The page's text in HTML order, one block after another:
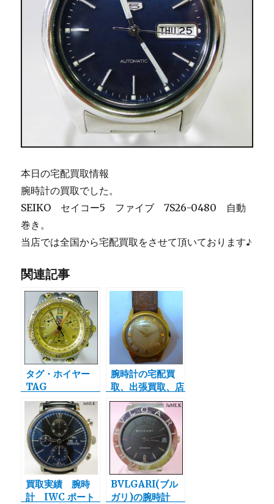
本日の宅配買取情報
腕時計の買取でした。
SEIKO セイコー5 ファイブ 7S26-0480 自動
巻き。
当店では全国から宅配買取をさせて頂いております♪
関連記事
タグ・ホイヤー
TAG
HEUER クロノ
グラフ 腕時計の
宅配買取実績
腕時計の宅配買
取、出張買取、店
頭買取をさせて頂
きます。今回の買
取情報はDOXA
ドグサ 腕時計
ＧＯＬＤ ＦＩＬ
ＬＥＤです。
買取実績 腕時
計 IWC ポート
BVLGARI(ブル
ガリ)の腕時計